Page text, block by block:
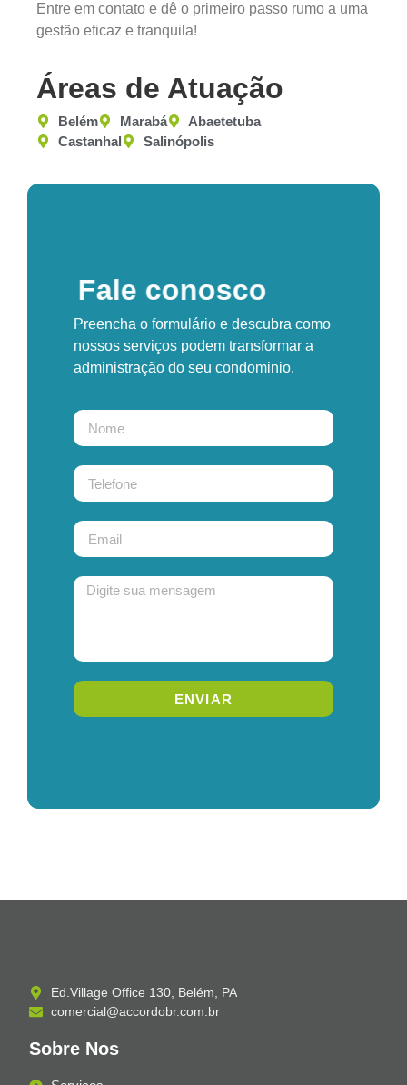
Entre em contato e dê o primeiro passo rumo a uma
gestão eficaz e tranquila!
Áreas de Atuação
Belém Marabá
Abaetetuba
Castanhal
Salinópolis
Fale conosco
Preencha o formulário e descubra como
nossos serviços podem transformar a
administração do seu condominio.
ENVIAR
Ed.Village Office 130, Belém, PA
comercial@accordobr.com.br
Sobre Nos